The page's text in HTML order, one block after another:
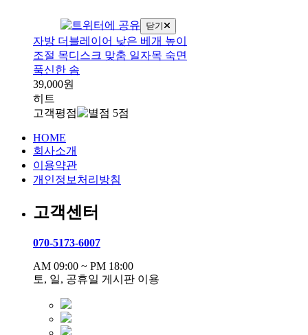
닫기
자방 더블레이어 낮은 베개 높이
조절 목디스크 맞춤 일자목 숙면
푹신한 솜
39,000원
히트
고객평점
HOME
회사소개
이용약관
개인정보처리방침
고객센터
070-5173-6007
AM 09:00 ~ PM 18:00
토, 일, 공휴일 게시판 이용